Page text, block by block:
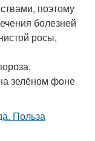
поэтому
болезней
росы,
зелёном фоне